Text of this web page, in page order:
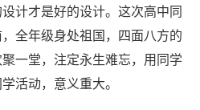
计才是好的设计。这次高中同
全年级身处祖国，四面八方的
一堂，注定永生难忘，用同学
活动，意义重大。